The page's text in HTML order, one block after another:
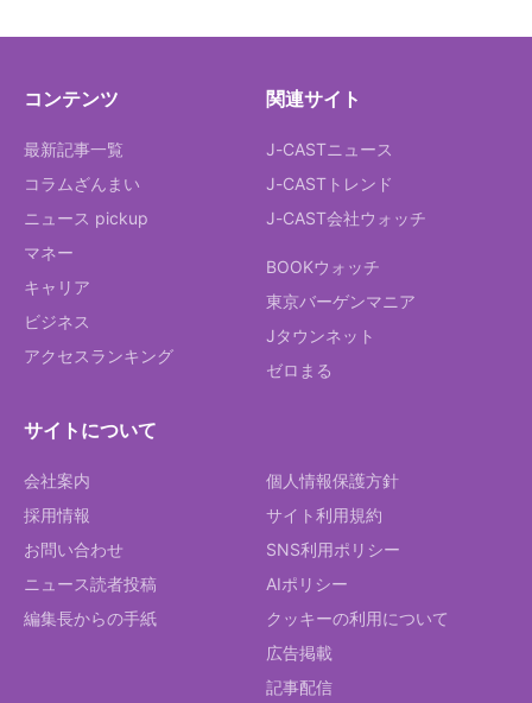
コンテンツ
最新記事一覧
コラムざんまい
ニュース pickup
マネー
キャリア
ビジネス
アクセスランキング
関連サイト
J-CASTニュース
J-CASTトレンド
J-CAST会社ウォッチ
BOOKウォッチ
東京バーゲンマニア
Jタウンネット
ゼロまる
サイトについて
会社案内
採用情報
お問い合わせ
ニュース読者投稿
編集長からの手紙
個人情報保護方針
サイト利用規約
SNS利用ポリシー
AIポリシー
クッキーの利用について
広告掲載
記事配信